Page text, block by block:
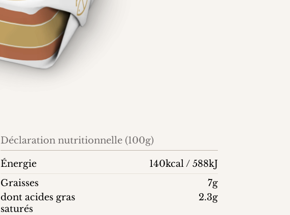
Déclaration nutritionnelle (100g)
Énergie
140kcal / 588kJ
Graisses
7g
dont acides gras
saturés
2.3g